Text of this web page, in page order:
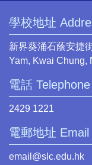
學校地址
新界葵涌石蔭安捷
Yam, Kwai Chung,
電話 Telephone
2429 1221
電郵地址 Email
email@slc.edu.hk